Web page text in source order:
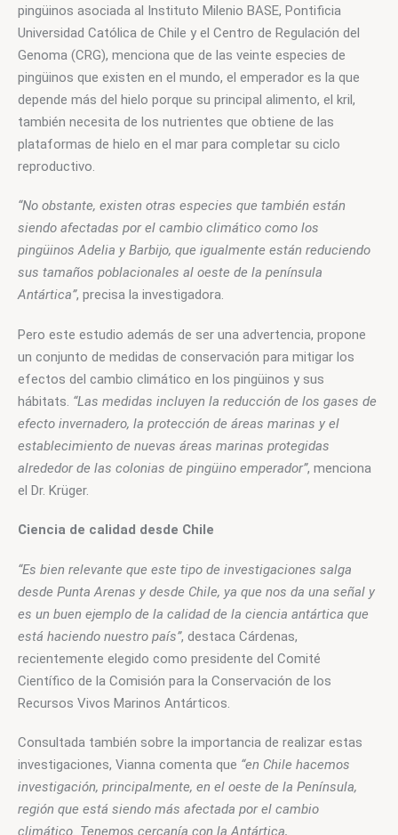
pingüinos asociada al Instituto Milenio BASE, Pontificia
Universidad Católica de Chile y el Centro de Regulación del
Genoma (CRG), menciona que de las veinte especies de
pingüinos que existen en el mundo, el emperador es la que
depende más del hielo porque su principal alimento, el kril,
también necesita de los nutrientes que obtiene de las
plataformas de hielo en el mar para completar su ciclo
reproductivo.
“No obstante, existen otras especies que también están
siendo afectadas por el cambio climático como los
pingüinos Adelia y Barbijo, que igualmente están reduciendo
sus tamaños poblacionales al oeste de la península
Antártica”, precisa la investigadora.
Pero este estudio además de ser una advertencia, propone
un conjunto de medidas de conservación para mitigar los
efectos del cambio climático en los pingüinos y sus
hábitats. “Las medidas incluyen la reducción de los gases de
efecto invernadero, la protección de áreas marinas y el
establecimiento de nuevas áreas marinas protegidas
alrededor de las colonias de pingüino emperador”, menciona
el Dr. Krüger.
Ciencia de calidad desde Chile
“Es bien relevante que este tipo de investigaciones salga
desde Punta Arenas y desde Chile, ya que nos da una señal y
es un buen ejemplo de la calidad de la ciencia antártica que
está haciendo nuestro país”, destaca Cárdenas,
recientemente elegido como presidente del Comité
Científico de la Comisión para la Conservación de los
Recursos Vivos Marinos Antárticos.
Consultada también sobre la importancia de realizar estas
investigaciones, Vianna comenta que “en Chile hacemos
investigación, principalmente, en el oeste de la Península,
región que está siendo más afectada por el cambio
climático. Tenemos cercanía con la Antártica,